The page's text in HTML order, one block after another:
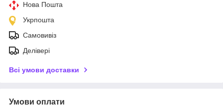
Нова Пошта
Укрпошта
Самовивіз
Делівері
Всі умови доставки
Умови оплати